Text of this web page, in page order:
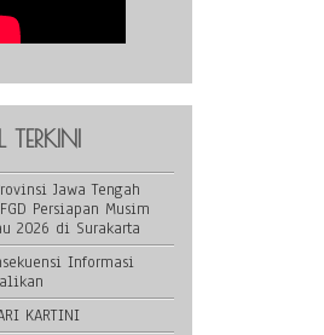
TERKINI
Jawa Tengah
Persiapan Musim
2026 di Surakarta
Informasi
KARTINI